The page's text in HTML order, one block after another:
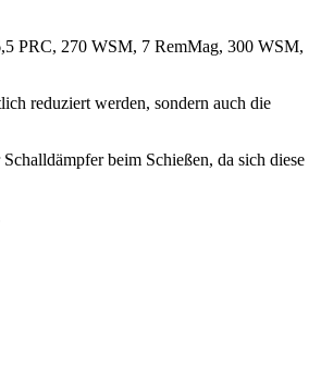
PRC, 270 WSM, 7 RemMag, 300 WSM,
reduziert werden, sondern auch die
beim Schießen, da sich diese